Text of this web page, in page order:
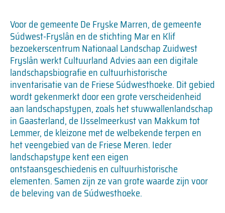
Voor de gemeente De Fryske Marren, de gemeente
Súdwest-Fryslân en de stichting Mar en Klif
bezoekerscentrum Nationaal Landschap Zuidwest
Fryslân werkt Cultuurland Advies aan een digitale
landschapsbiografie en cultuurhistorische
inventarisatie van de Friese Súdwesthoeke. Dit gebied
wordt gekenmerkt door een grote verscheidenheid
aan landschapstypen, zoals het stuwwallenlandschap
in Gaasterland, de IJsselmeerkust van Makkum tot
Lemmer, de kleizone met de welbekende terpen en
het veengebied van de Friese Meren. Ieder
landschapstype kent een eigen
ontstaansgeschiedenis en cultuurhistorische
elementen. Samen zijn ze van grote waarde zijn voor
de beleving van de Súdwesthoeke.